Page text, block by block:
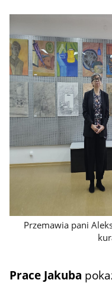
Przemawia pani
Prace Jakuba